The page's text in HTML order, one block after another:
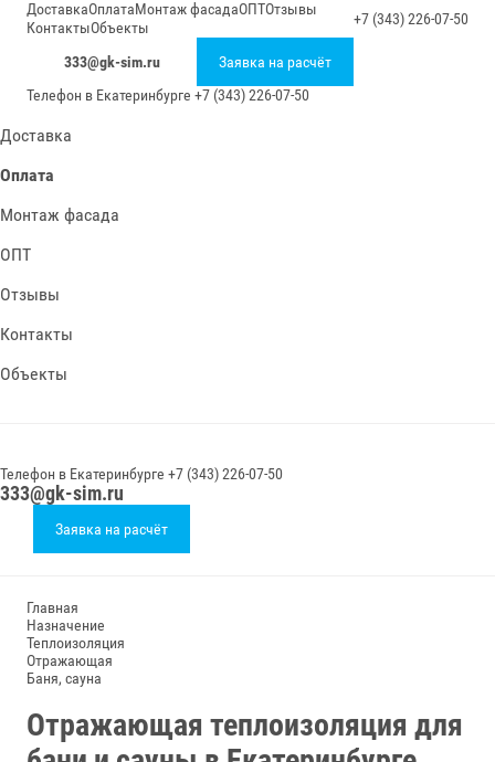
ДоставкаОплатаМонтаж фасадаОПТОтзывы
КонтактыОбъекты +7 (343) 226-07-50
333@gk-sim.ru
Заявка на расчёт
Телефон в Екатеринбурге +7 (343) 226-07-50
Доставка
Оплата
Монтаж фасада
ОПТ
Отзывы
Контакты
Объекты
Телефон в Екатеринбурге +7 (343) 226-07-50
333@gk-sim.ru
Заявка на расчёт
Главная
Назначение
Теплоизоляция
Отражающая
Баня, сауна
Отражающая теплоизоляция для